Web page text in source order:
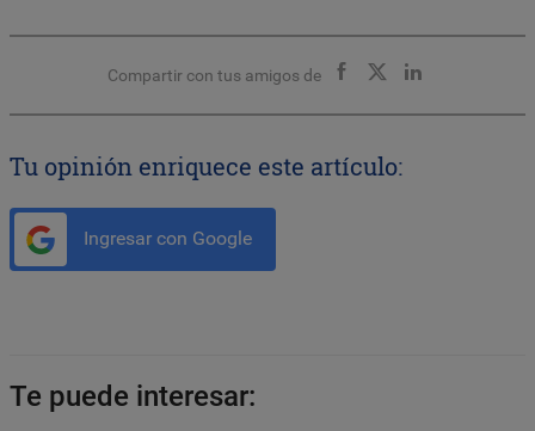
Compartir con tus amigos de
Tu opinión enriquece este artículo:
Ingresar con Google
Te puede interesar: